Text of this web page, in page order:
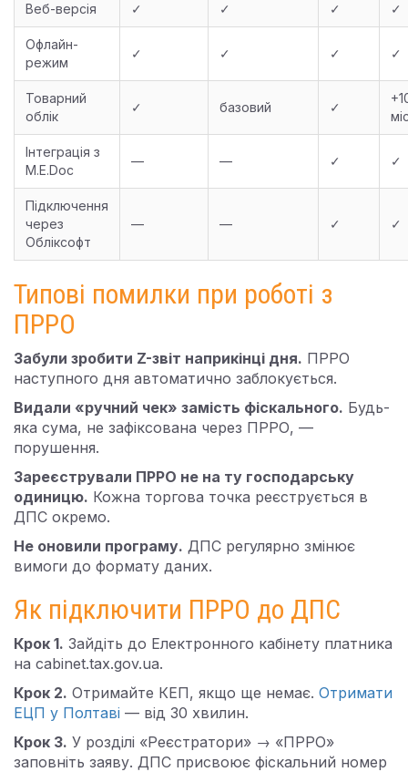
Веб-версія ✓ ✓ ✓ ✓
Офлайн-
режим
✓ ✓ ✓ ✓
Товарний
облік
✓ базовий ✓
Інтеграція з
M.E.Doc
— — ✓ ✓
Підключення
через
Обліксофт
— — ✓ ✓
Типові помилки при роботі з
ПРРО
Забули зробити Z-звіт наприкінці дня. ПРРО
наступного дня автоматично заблокується.
Видали «ручний чек» замість фіскального. Будь-
яка сума, не зафіксована через ПРРО, —
порушення.
Зареєстрували ПРРО не на ту господарську
одиницю. Кожна торгова точка реєструється в
ДПС окремо.
Не оновили програму. ДПС регулярно змінює
вимоги до формату даних.
Як підключити ПРРО до ДПС
Крок 1. Зайдіть до Електронного кабінету платника
на cabinet.tax.gov.ua.
Крок 2. Отримайте КЕП, якщо ще немає. Отримати
ЕЦП у Полтаві — від 30 хвилин.
Крок 3. У розділі «Реєстратори» → «ПРРО»
заповніть заяву. ДПС присвоює фіскальний номер